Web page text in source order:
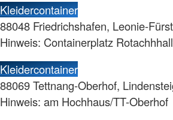
Kleidercontainer
88048 Friedrichshafen, Leonie-
Hinweis: Containerplatz
Kleidercontainer
88069 Tettnang-Oberhof,
Hinweis: am Hochhaus/TT-Oberhof